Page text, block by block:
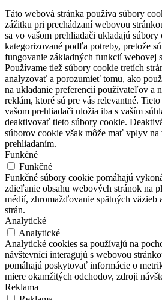
Táto webová stránka používa súbory
zážitku pri prechádzaní webovou
sa vo vašom prehliadači ukladajú súbory
kategorizované podľa potreby, pretože
fungovanie základných funkcií webovej
Používame tiež súbory cookie tretích
analyzovať a porozumieť tomu, ako
na ukladanie preferencií používateľov a
reklám, ktoré sú pre vás relevantné.
vašom prehliadači uložia iba s vaším
deaktivovať tieto súbory cookie.
súborov cookie však môže mať vplyv na
prehliadaním.
Funkčné
Funkčné
Funkčné súbory cookie pomáhajú
zdieľanie obsahu webových stránok na
médií, zhromažďovanie spätných väzieb
strán.
Analytické
Analytické
Analytické cookies sa používajú na
návštevníci interagujú s webovou
pomáhajú poskytovať informácie o
miere okamžitých odchodov, zdroji
Reklama